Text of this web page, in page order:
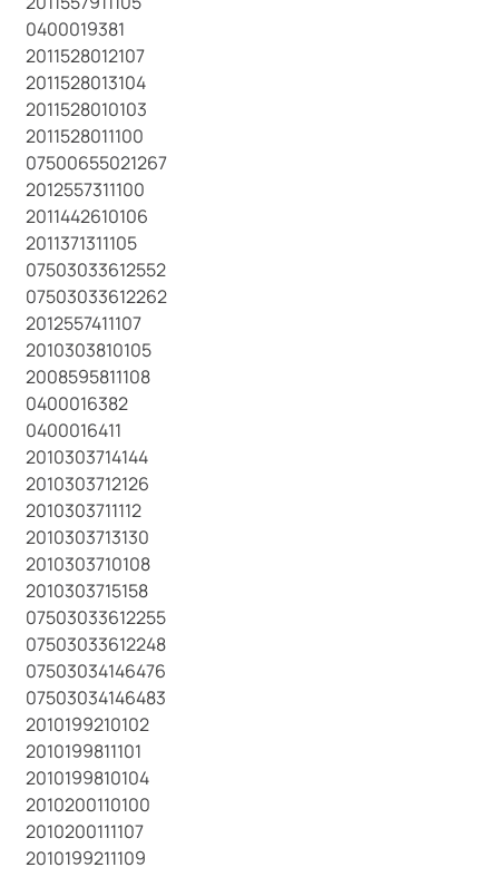
0400019381
2011528012107
2011528013104
2011528010103
2011528011100
07500655021267
2012557311100
2011442610106
2011371311105
07503033612552
07503033612262
2012557411107
2010303810105
2008595811108
0400016382
0400016411
2010303714144
2010303712126
2010303711112
2010303713130
2010303710108
2010303715158
07503033612255
07503033612248
07503034146476
07503034146483
2010199210102
2010199811101
2010199810104
2010200110100
2010200111107
2010199211109